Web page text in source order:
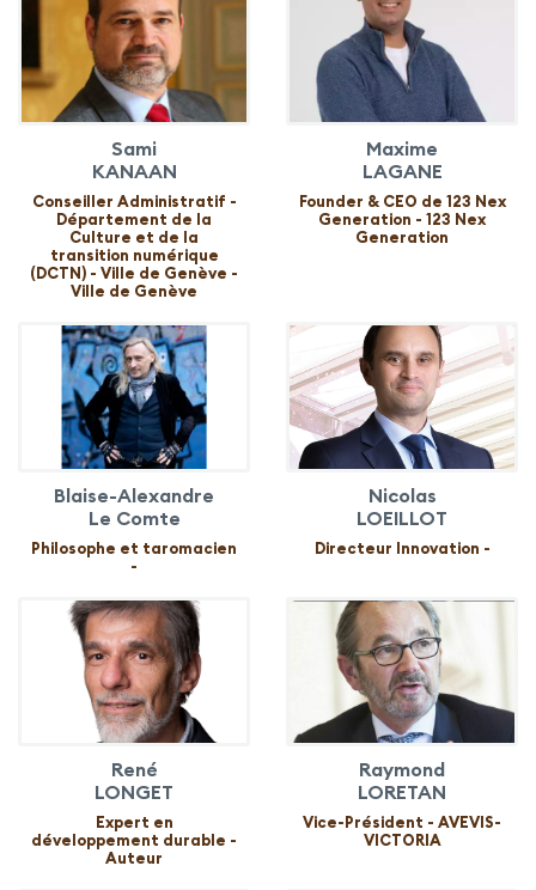
Sami
KANAAN
Conseiller Administratif -
Département de la
Culture et de la
transition numérique
(DCTN) - Ville de Genève -
Ville de Genève
Maxime
LAGANE
Founder & CEO de 123 Nex
Generation - 123 Nex
Generation
Blaise-Alexandre
Le Comte
Philosophe et taromacien
-
Nicolas
LOEILLOT
Directeur Innovation -
René
LONGET
Expert en
développement durable -
Auteur
Raymond
LORETAN
Vice-Président - AVEVIS-
VICTORIA